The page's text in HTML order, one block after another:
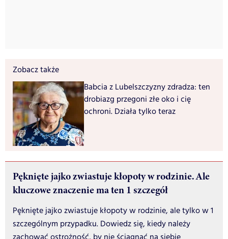
Zobacz także
Babcia z Lubelszczyzny zdradza: ten
drobiazg przegoni złe oko i cię
ochroni. Działa tylko teraz
Pęknięte jajko zwiastuje kłopoty w rodzinie. Ale
kluczowe znaczenie ma ten 1 szczegół
Pęknięte jajko zwiastuje kłopoty w rodzinie, ale tylko w 1
szczególnym przypadku. Dowiedz się, kiedy należy